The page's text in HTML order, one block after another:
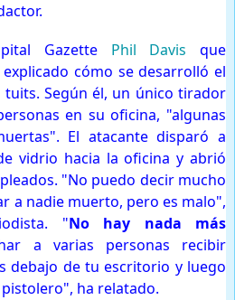
Gazette Phil Davis que
cómo se desarrolló el
tuits. Según él, un único tirador
en su oficina, "algunas
El atacante disparó a
vidrio hacia la oficina y abrió
"No puedo decir mucho
a nadie muerto, pero es malo",
"No hay nada más
a varias personas recibir
debajo de tu escritorio y luego
ha relatado.